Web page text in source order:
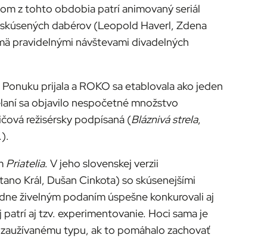
z tohto obdobia patrí animovaný seriál
dabérov (Leopold Haverl, Zdena
pravidelnými návštevami divadelných
prijala a ROKO sa etablovala ako jeden
sa objavilo nespočetné množstvo
režisérsky podpísaná (Bláznivá strela,
Priatelia. V jeho slovenskej verzii
Král, Dušan Cinkota) so skúsenejšími
živelným podaním úspešne konkurovali aj
aj tzv. experimentovanie. Hoci sama je
typu, ak to pomáhalo zachovať